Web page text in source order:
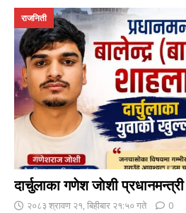
दार्चुलाका गणेश जाेशी
राजनिती
२०८३ श्रावण २१, बिहीबार २१:५० गते 0